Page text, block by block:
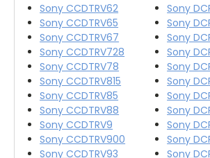
Sony CCDTRV62
Sony CCDTRV65
Sony CCDTRV67
Sony CCDTRV728
Sony CCDTRV78
Sony CCDTRV815
Sony CCDTRV85
Sony CCDTRV88
Sony CCDTRV9
Sony CCDTRV900
Sony CCDTRV93
Sony
Sony
Sony
Sony
Sony
Sony
Sony
Sony
Sony
Sony
Sony